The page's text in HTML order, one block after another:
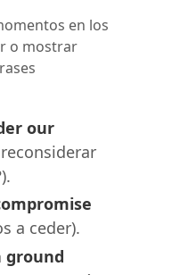
en los
o mostrar
our
a ceder).
ground